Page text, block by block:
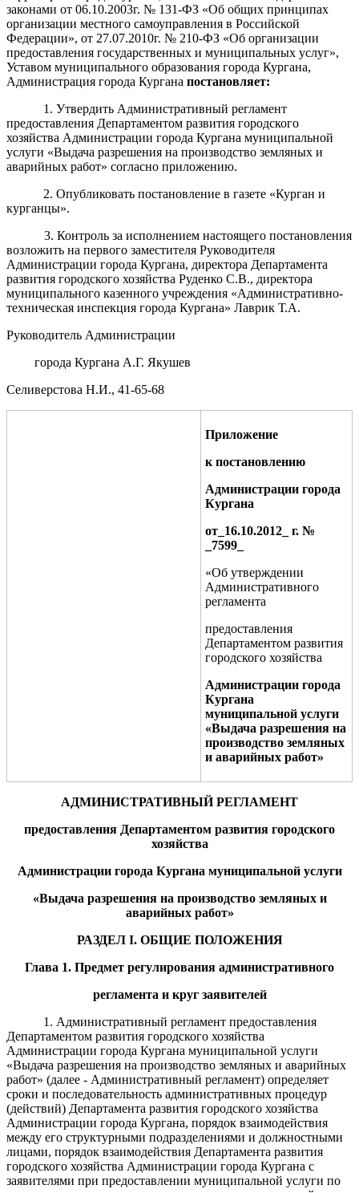
законами от 06.10.2003г. № 131-ФЗ «Об общих принципах
организации местного самоуправления в Российской
Федерации», от 27.07.2010г. № 210-ФЗ «Об организации
предоставления государственных и муниципальных услуг»,
Уставом муниципального образования города Кургана,
Администрация города Кургана постановляет:
1. Утвердить Административный регламент
предоставления Департаментом развития городского
хозяйства Администрации города Кургана муниципальной
услуги «Выдача разрешения на производство земляных и
аварийных работ» согласно приложению.
2. Опубликовать постановление в газете «Курган и
курганцы».
3. Контроль за исполнением настоящего постановления
возложить на первого заместителя Руководителя
Администрации города Кургана, директора Департамента
развития городского хозяйства Руденко С.В., директора
муниципального казенного учреждения «Административно-
техническая инспекция города Кургана» Лаврик Т.А.
Руководитель Администрации
города Кургана А.Г. Якушев
Селиверстова Н.И., 41-65-68
Приложение
к постановлению
Администрации города
Кургана
от_ 16.10.2012 _ г. №
7599
«Об утверждении
Административного
регламента
предоставления
Департаментом развития
городского хозяйства
Администрации города
Кургана
муниципальной услуги
«Выдача разрешения на
производство земляных
и аварийных работ»
АДМИНИСТРАТИВНЫЙ РЕГЛАМЕНТ
предоставления Департаментом развития городского
хозяйства
Администрации города Кургана муниципальной услуги
«Выдача разрешения на производство земляных и
аварийных работ»
РАЗДЕЛ I. ОБЩИЕ ПОЛОЖЕНИЯ
Глава 1. Предмет регулирования административного
регламента и круг заявителей
1. Административный регламент предоставления
Департаментом развития городского хозяйства
Администрации города Кургана муниципальной услуги
«Выдача разрешения на производство земляных и аварийных
работ» (далее - Административный регламент) определяет
сроки и последовательность административных процедур
(действий) Департамента развития городского хозяйства
Администрации города Кургана, порядок взаимодействия
между его структурными подразделениями и должностными
лицами, порядок взаимодействия Департамента развития
городского хозяйства Администрации города Кургана с
заявителями при предоставлении муниципальной услуги по